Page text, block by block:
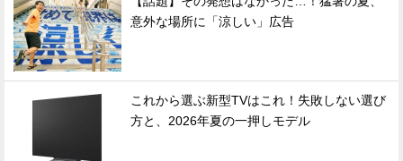
意外な場所に「涼しい」広告
これから選ぶ新型TVはこれ！失敗しない選び
方と、2026年夏の一押しモデル